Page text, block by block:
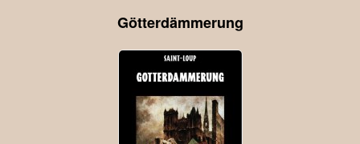
Götterdämmerung